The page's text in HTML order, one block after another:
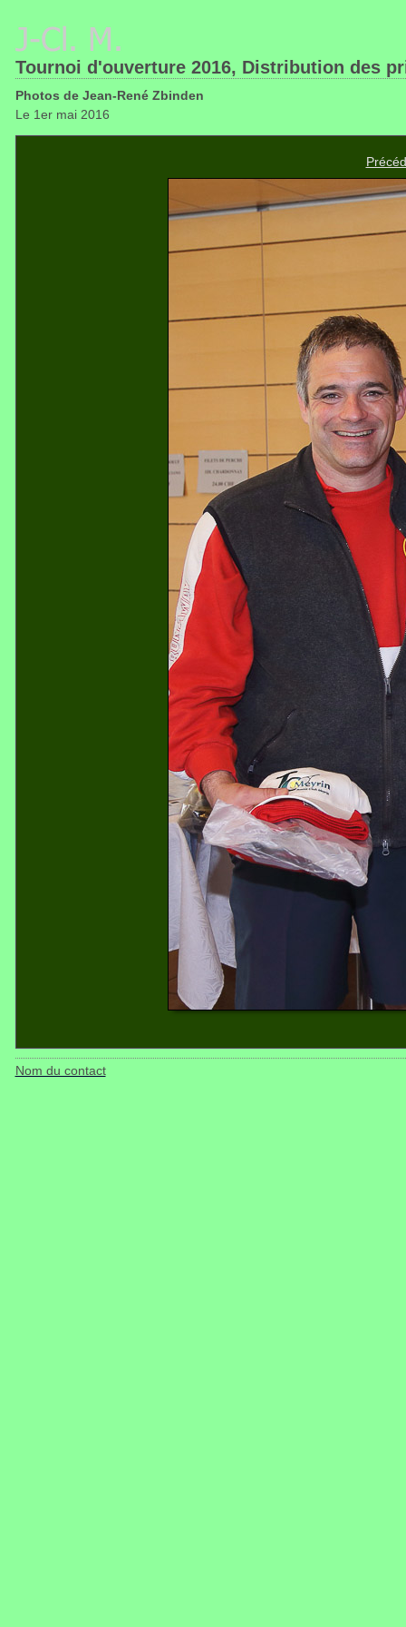
Tournoi d'ouverture 2016, Distribution des
Photos de Jean-René Zbinden
Le 1er mai 2016
Nom du contact